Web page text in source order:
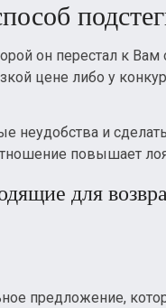
он перестал к
цене либо у
неудобства и
повышает
для
предложение,